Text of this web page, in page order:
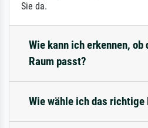
Sie da.
Wie kann ich erkennen,
Raum passt?
Wie wähle ich das richtige